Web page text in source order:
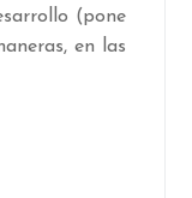
(pone
en las